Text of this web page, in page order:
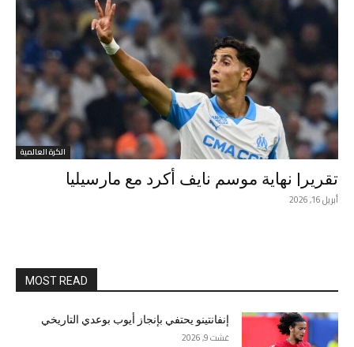
الكرة العالمية
تقرير| نهاية موسم نايف أكرد مع مارسيليا
أبريل 16, 2026
MOST READ
إنفانتينو يحتفي بإنجاز أيوب بوعدي التاريخي
غشت 9, 2026